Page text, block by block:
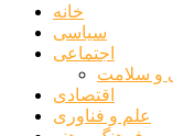
خانه
سیاسی
اجتماعی
و سلامت
اقتصادی
علم و فناوری